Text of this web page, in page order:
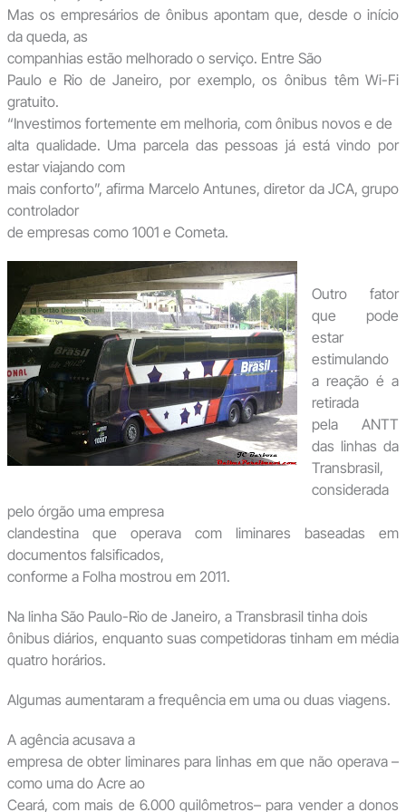
Mas os empresários de ônibus apontam que, desde o início
da queda, as
companhias estão melhorado o serviço. Entre São
Paulo e Rio de Janeiro, por exemplo, os ônibus têm Wi-Fi
gratuito.
“Investimos fortemente em melhoria, com ônibus novos e de
alta qualidade. Uma parcela das pessoas já está vindo por
estar viajando com
mais conforto”, afirma Marcelo Antunes, diretor da JCA, grupo
controlador
de empresas como 1001 e Cometa.
Outro fator
que pode
estar
estimulando
a reação é a
retirada
pela ANTT
das linhas da
Transbrasil,
considerada
pelo órgão uma empresa
clandestina que operava com liminares baseadas em
documentos falsificados,
conforme a Folha mostrou em 2011.
Na linha São Paulo-Rio de Janeiro, a Transbrasil tinha dois
ônibus diários, enquanto suas competidoras tinham em média
quatro horários.
Algumas aumentaram a frequência em uma ou duas viagens.
A agência acusava a
empresa de obter liminares para linhas em que não operava –
como uma do Acre ao
Ceará, com mais de 6.000 quilômetros– para vender a donos